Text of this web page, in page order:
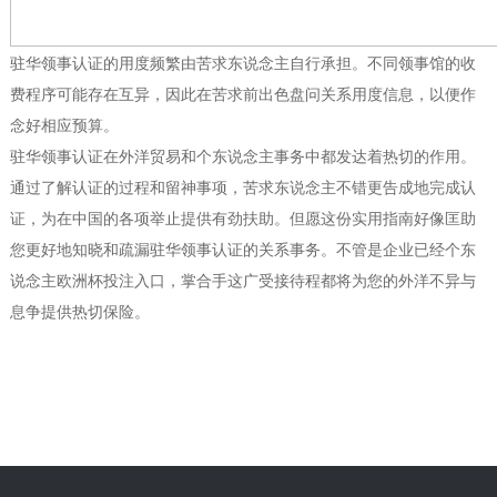
驻华领事认证的用度频繁由苦求东说念主自行承担。不同领事馆的收
费程序可能存在互异，因此在苦求前出色盘问关系用度信息，以便作
念好相应预算。
驻华领事认证在外洋贸易和个东说念主事务中都发达着热切的作用。
通过了解认证的过程和留神事项，苦求东说念主不错更告成地完成认
证，为在中国的各项举止提供有劲扶助。但愿这份实用指南好像匡助
您更好地知晓和疏漏驻华领事认证的关系事务。不管是企业已经个东
说念主欧洲杯投注入口，掌合手这广受接待程都将为您的外洋不异与
息争提供热切保险。